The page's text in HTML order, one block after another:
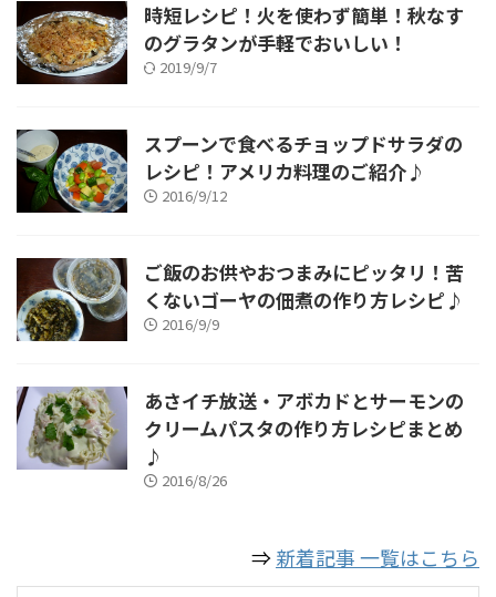
時短レシピ！火を使わず簡単！秋なす
のグラタンが手軽でおいしい！
2019/9/7
スプーンで食べるチョップドサラダの
レシピ！アメリカ料理のご紹介♪
2016/9/12
ご飯のお供やおつまみにピッタリ！苦
くないゴーヤの佃煮の作り方レシピ♪
2016/9/9
あさイチ放送・アボカドとサーモンの
クリームパスタの作り方レシピまとめ
♪
2016/8/26
⇒新着記事 一覧はこちら